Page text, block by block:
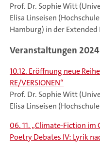
Prof. Dr. Sophie Witt
Elisa Linseisen
Hamburg) in der Extended
Veranstaltungen 2024
10.12. Eröffnung neue
RE/VERSIONEN“
Prof. Dr. Sophie Witt
Elisa Linseisen
06. 11. „Climate-Fiction im
Poetry Debates IV: Lyrik